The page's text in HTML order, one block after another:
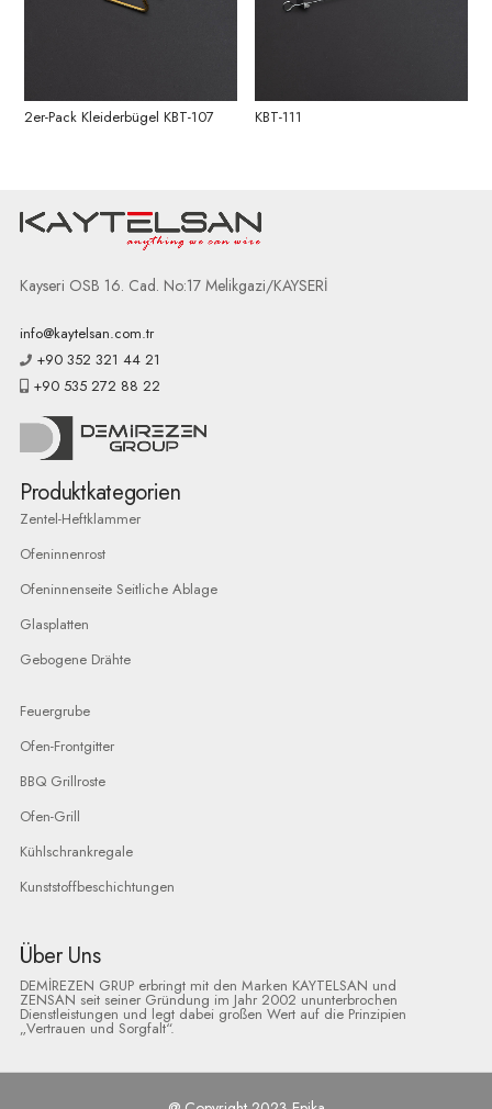
2er-Pack Kleiderbügel KBT-107 KBT-111
Kayseri OSB 16. Cad. No:17 Melikgazi/KAYSERİ
info@kaytelsan.com.tr
+90 352 321 44 21
+90 535 272 88 22
Produktkategorien
Zentel-Heftklammer
Ofeninnenrost
Ofeninnenseite Seitliche Ablage
Glasplatten
Gebogene Drähte
Feuergrube
Ofen-Frontgitter
BBQ Grillroste
Ofen-Grill
Kühlschrankregale
Kunststoffbeschichtungen
Über Uns
DEMİREZEN GRUP erbringt mit den Marken KAYTELSAN und
ZENSAN seit seiner Gründung im Jahr 2002 ununterbrochen
Dienstleistungen und legt dabei großen Wert auf die Prinzipien
„Vertrauen und Sorgfalt“.